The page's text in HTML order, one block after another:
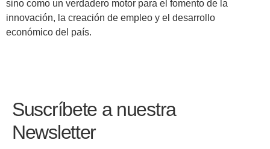
sino como un verdadero motor para el fomento de la
innovación, la creación de empleo y el desarrollo
económico del país.
Suscríbete a nuestra
Newsletter